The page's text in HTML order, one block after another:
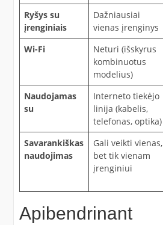
Ryšys su
įrenginiais
Dažniausiai
vienas įrenginys
Wi-Fi
Neturi (išskyrus
kombinuotus
modelius)
Naudojamas
su
Interneto tiekėjo
linija (kabelis,
telefonas, optika)
Savarankiškas
naudojimas
Gali veikti vienas,
bet tik vienam
įrenginiui
Apibendrinant